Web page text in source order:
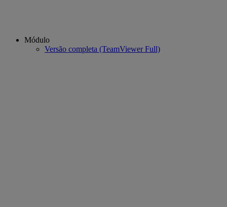
Módulo
Versão completa (TeamViewer Full)